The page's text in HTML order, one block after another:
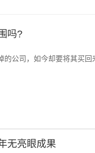
吗?
的公司，如今却要将其买回
无亮眼成果